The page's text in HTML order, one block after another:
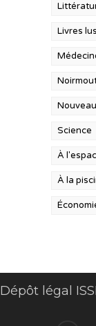
Livres lus
Science
À
À la
Dépôt légal